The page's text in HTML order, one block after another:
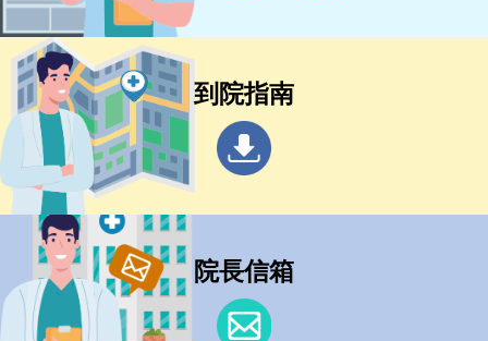
到院指南
院長信箱